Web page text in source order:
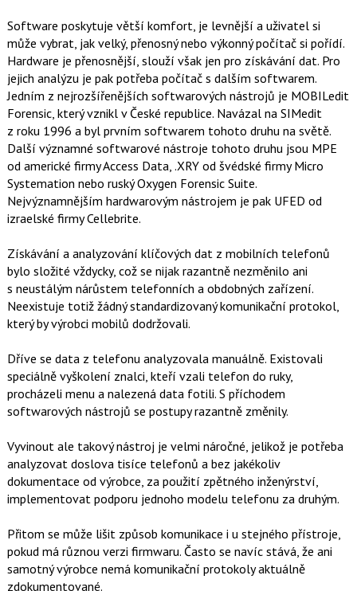
Software poskytuje větší komfort, je levnější a uživatel si
může vybrat, jak velký, přenosný nebo výkonný počítač si pořídí.
Hardware je přenosnější, slouží však jen pro získávání dat. Pro
jejich analýzu je pak potřeba počítač s dalším softwarem.
Jedním z nejrozšířenějších softwarových nástrojů je MOBILedit
Forensic, který vznikl v České republice. Navázal na SIMedit
z roku 1996 a byl prvním softwarem tohoto druhu na světě.
Další významné softwarové nástroje tohoto druhu jsou MPE
od americké firmy Access Data, .XRY od švédské firmy Micro
Systemation nebo ruský Oxygen Forensic Suite.
Nejvýznamnějším hardwarovým nástrojem je pak UFED od
izraelské firmy Cellebrite.
Získávání a analyzování klíčových dat z mobilních telefonů
bylo složité vždycky, což se nijak razantně nezměnilo ani
s neustálým nárůstem telefonních a obdobných zařízení.
Neexistuje totiž žádný standardizovaný komunikační protokol,
který by výrobci mobilů dodržovali.
Dříve se data z telefonu analyzovala manuálně. Existovali
speciálně vyškolení znalci, kteří vzali telefon do ruky,
procházeli menu a nalezená data fotili. S příchodem
softwarových nástrojů se postupy razantně změnily.
Vyvinout ale takový nástroj je velmi náročné, jelikož je potřeba
analyzovat doslova tisíce telefonů a bez jakékoliv
dokumentace od výrobce, za použití zpětného inženýrství,
implementovat podporu jednoho modelu telefonu za druhým.
Přitom se může lišit způsob komunikace i u stejného přístroje,
pokud má různou verzi firmwaru. Často se navíc stává, že ani
samotný výrobce nemá komunikační protokoly aktuálně
zdokumentované.